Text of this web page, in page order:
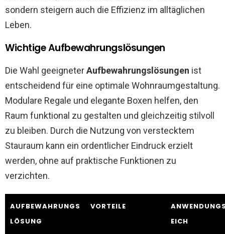
sondern steigern auch die Effizienz im alltäglichen
Leben.
Wichtige Aufbewahrungslösungen
Die Wahl geeigneterAufbewahrungslösungen ist
entscheidend für eine optimale Wohnraumgestaltung.
Modulare Regale und elegante Boxen helfen, den
Raum funktional zu gestalten und gleichzeitig stilvoll
zu bleiben. Durch die Nutzung von verstecktem
Stauraum kann ein ordentlicher Eindruck erzielt
werden, ohne auf praktische Funktionen zu
verzichten.
AUFBEWAHRUNGS
LÖSUNG
VORTEILE
EICH